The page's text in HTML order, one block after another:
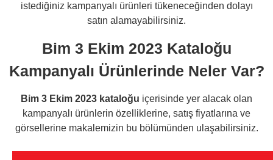
istediğiniz kampanyalı ürünleri tükeneceğinden dolayı
satın alamayabilirsiniz.
Bim 3 Ekim 2023 Kataloğu
Kampanyalı Ürünlerinde Neler Var?
Bim 3 Ekim 2023 kataloğu içerisinde yer alacak olan
kampanyalı ürünlerin özelliklerine, satış fiyatlarına ve
görsellerine makalemizin bu bölümünden ulaşabilirsiniz.